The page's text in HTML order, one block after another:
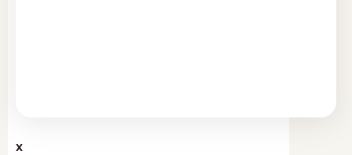
x